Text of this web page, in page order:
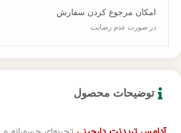
امکان مرجوع کردن سفارش
در صورت عدم رضایت
توضیحات محصول